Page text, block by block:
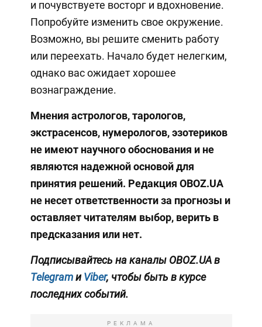
и почувствуете восторг и вдохновение.
Попробуйте изменить свое окружение.
Возможно, вы решите сменить работу
или переехать. Начало будет нелегким,
однако вас ожидает хорошее
вознаграждение.
Мнения астрологов, тарологов,
экстрасенсов, нумерологов, эзотериков
не имеют научного обоснования и не
являются надежной основой для
принятия решений. Редакция OBOZ.UA
не несет ответственности за прогнозы и
оставляет читателям выбор, верить в
предсказания или нет.
Подписывайтесь на каналы OBOZ.UA в
TelegramиViber, чтобы быть в курсе
последних событий.
РЕКЛАМА